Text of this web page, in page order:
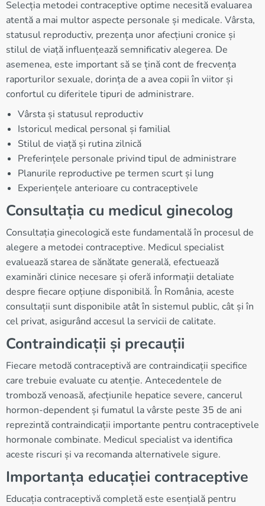
Selecția metodei contraceptive optime necesită evaluarea
atentă a mai multor aspecte personale și medicale. Vârsta,
statusul reproductiv, prezența unor afecțiuni cronice și
stilul de viață influențează semnificativ alegerea. De
asemenea, este important să se țină cont de frecvența
raporturilor sexuale, dorința de a avea copii în viitor și
confortul cu diferitele tipuri de administrare.
Vârsta și statusul reproductiv
Istoricul medical personal și familial
Stilul de viață și rutina zilnică
Preferințele personale privind tipul de administrare
Planurile reproductive pe termen scurt și lung
Experiențele anterioare cu contraceptivele
Consultația cu medicul ginecolog
Consultația ginecologică este fundamentală în procesul de
alegere a metodei contraceptive. Medicul specialist
evaluează starea de sănătate generală, efectuează
examinări clinice necesare și oferă informații detaliate
despre fiecare opțiune disponibilă. În România, aceste
consultații sunt disponibile atât în sistemul public, cât și în
cel privat, asigurând accesul la servicii de calitate.
Contraindicații și precauții
Fiecare metodă contraceptivă are contraindicații specifice
care trebuie evaluate cu atenție. Antecedentele de
tromboză venoasă, afecțiunile hepatice severe, cancerul
hormon-dependent și fumatul la vârste peste 35 de ani
reprezintă contraindicații importante pentru contraceptivele
hormonale combinate. Medicul specialist va identifica
aceste riscuri și va recomanda alternativele sigure.
Importanța educației contraceptive
Educația contraceptivă completă este esențială pentru